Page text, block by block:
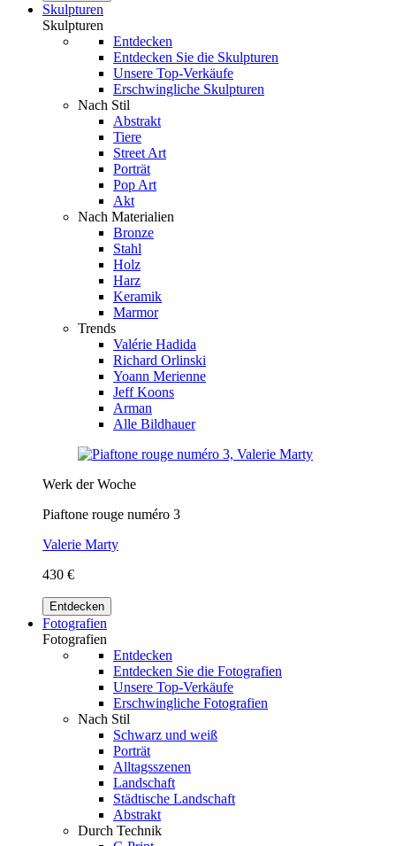
Skulpturen
Skulpturen
Entdecken
Entdecken Sie die Skulpturen
Unsere Top-Verkäufe
Erschwingliche Skulpturen
Nach Stil
Abstrakt
Tiere
Street Art
Porträt
Pop Art
Akt
Nach Materialien
Bronze
Stahl
Holz
Harz
Keramik
Marmor
Trends
Valérie Hadida
Richard Orlinski
Yoann Merienne
Jeff Koons
Arman
Alle Bildhauer
Werk der Woche
Piaftone rouge numéro 3
Valerie Marty
430 €
Entdecken
Fotografien
Fotografien
Entdecken
Entdecken Sie die Fotografien
Unsere Top-Verkäufe
Erschwingliche Fotografien
Nach Stil
Schwarz und weiß
Porträt
Alltagsszenen
Landschaft
Städtische Landschaft
Abstrakt
Durch Technik